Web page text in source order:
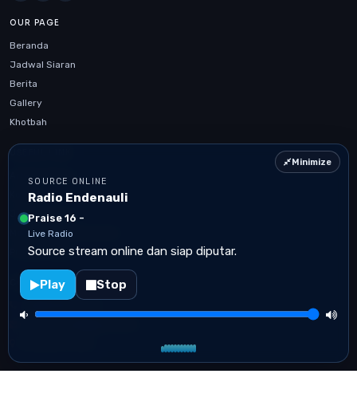
OUR PAGE
Beranda
Jadwal Siaran
Berita
Gallery
Khotbah
USEFUL LINK
Kontak
Jadwal Siaran
Mobile App Confirmation
Privacy Policy
CONTACT US
Minimize
SOURCE ONLINE
Radio Endenauli
Praise 16 -
Live Radio
Source stream online dan siap diputar.
Play Stop